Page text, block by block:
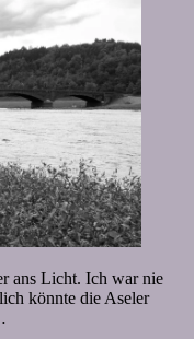
ans Licht. Ich war nie
könnte die Aseler